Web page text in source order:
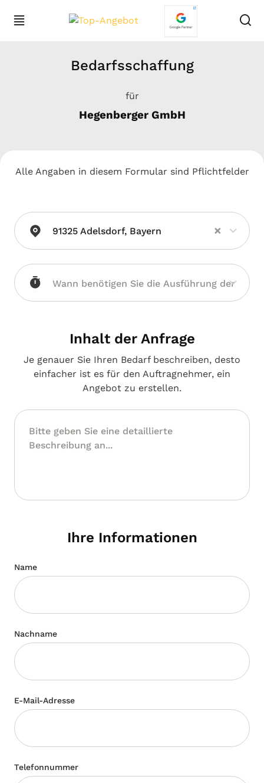
Bedarfsschaffung
für
Hegenberger GmbH
Alle Angaben in diesem Formular sind Pflichtfelder
91325 Adelsdorf, Bayern ×
Inhalt der Anfrage
Je genauer Sie Ihren Bedarf beschreiben, desto
einfacher ist es für den Auftragnehmer, ein
Angebot zu erstellen.
Ihre Informationen
Name
Nachname
E-Mail-Adresse
Telefonnummer